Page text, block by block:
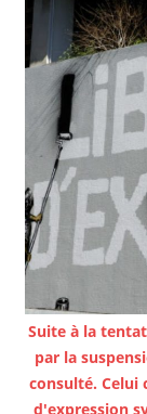
Suite à la
par la
consulté. Celui
d'expression